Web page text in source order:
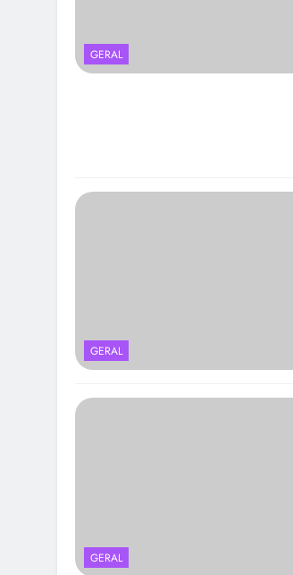
GERAL
GERAL
GERAL